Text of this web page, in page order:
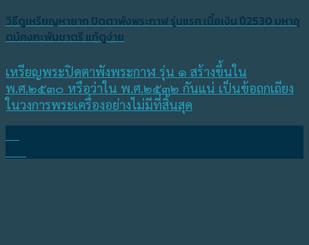
วิธีดูเหรียญหายาก ปิดตาพังพระกาฬ รุ่นแรก เนื้อเงิน ปี2530 มหาอุ
ตม์คงกะพันชาตรี แท้ดูง่าย
เหรียญพระปิดตาพังพระกาฬ รุ่น ๑ สร้างขึ้นใน
พ.ศ.๒๕๓๐ หรือว่าใน พ.ศ.๒๕๓๒ กันแน่ เป็นข้อถกเถียง
ในวงการพระเครื่องอย่างไม่มีที่สิ้นสุด